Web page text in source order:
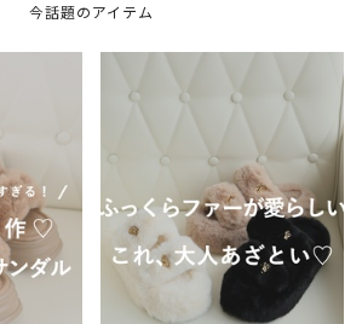
今話題のアイテム